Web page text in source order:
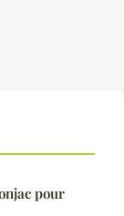
pour